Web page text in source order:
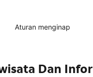
Aturan menginap
Dan